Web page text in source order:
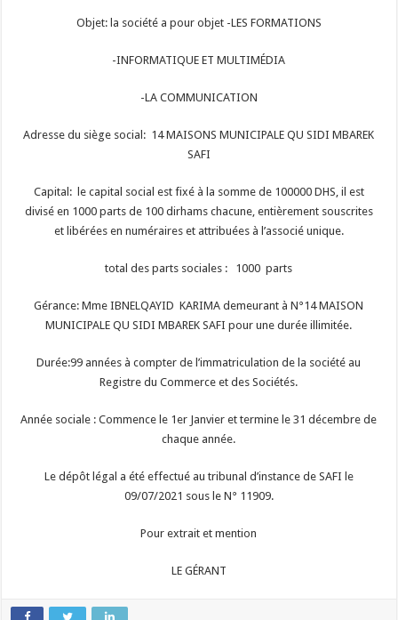
Objet: la société a pour objet -LES FORMATIONS
-INFORMATIQUE ET MULTIMÉDIA
-LA COMMUNICATION
Adresse du siège social: 14 MAISONS MUNICIPALE QU SIDI MBAREK
SAFI
Capital: le capital social est fixé à la somme de 100000 DHS, il est
divisé en 1000 parts de 100 dirhams chacune, entièrement souscrites
et libérées en numéraires et attribuées à l’associé unique.
total des parts sociales : 1000 parts
Gérance: Mme IBNELQAYID KARIMA demeurant à N°14 MAISON
MUNICIPALE QU SIDI MBAREK SAFI pour une durée illimitée.
Durée:99 années à compter de l’immatriculation de la société au
Registre du Commerce et des Sociétés.
Année sociale : Commence le 1er Janvier et termine le 31 décembre de
chaque année.
Le dépôt légal a été effectué au tribunal d’instance de SAFI le
09/07/2021 sous le N° 11909.
Pour extrait et mention
LE GÉRANT